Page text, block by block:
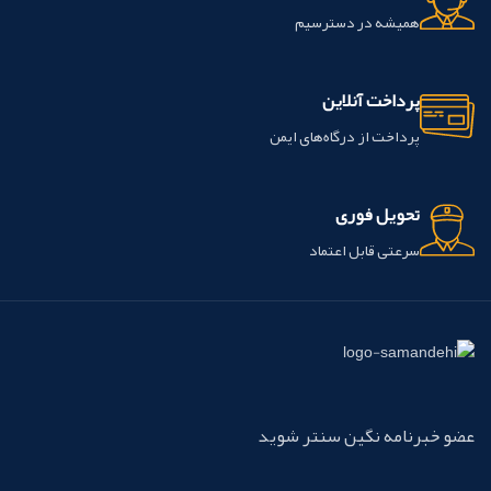
همیشه در دسترسیم
پرداخت آنلاین
پرداخت از درگاه‌های ایمن
تحویل فوری
سرعتی قابل اعتماد
عضو خبرنامه نگین سنتر شوید